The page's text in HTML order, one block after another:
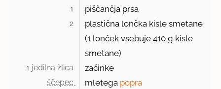
1 piščančja prsa
2
plastična lončka kisle smetane
(1 lonček vsebuje 410 g kisle
smetane)
1 jedilna žlica začinke
ščepec mletega popra